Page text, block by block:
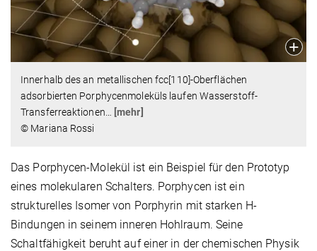
Innerhalb des an metallischen fcc[110]-Oberflächen
adsorbierten Porphycenmoleküls laufen Wasserstoff-
Transferreaktionen
[mehr]
© Mariana Rossi
Das Porphycen-Molekül ist ein Beispiel für den Prototyp
eines molekularen Schalters. Porphycen ist ein
strukturelles Isomer von Porphyrin mit starken H-
Bindungen in seinem inneren Hohlraum. Seine
Schaltfähigkeit beruht auf einer in der chemischen Physik